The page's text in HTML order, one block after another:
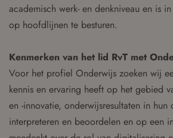
academisch werk- en denkniveau en is
op hoofdlijnen te besturen.
Kenmerken van het lid RvT met
Voor het profiel Onderwijs zoeken wij
kennis en ervaring heeft op het gebied
en -innovatie, onderwijsresultaten in hun
interpreteren en beoordelen en op een